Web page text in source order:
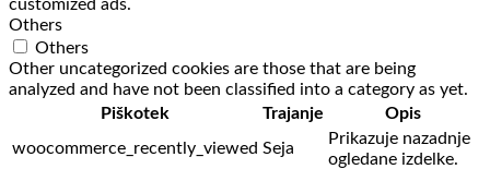
customized ads.
Others
Others
Other uncategorized cookies are those that are being
analyzed and have not been classified into a category as yet.
Piškotek
Trajanje
Opis
woocommerce_recently_viewed Seja
Prikazuje nazadnje
ogledane izdelke.